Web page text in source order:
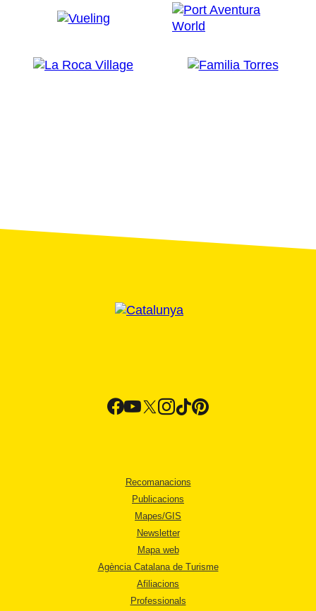
Recomanacions
Publicacions
Mapes/GIS
Newsletter
Mapa web
Agència Catalana de Turisme
Afiliacions
Professionals